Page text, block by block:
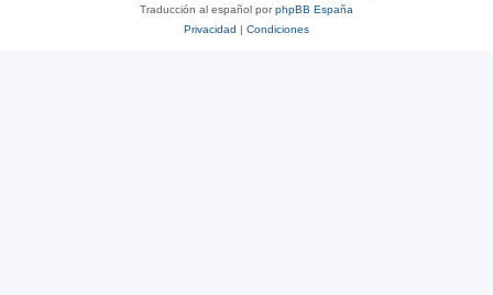
Traducción al español porphpBB España
Privacidad | Condiciones